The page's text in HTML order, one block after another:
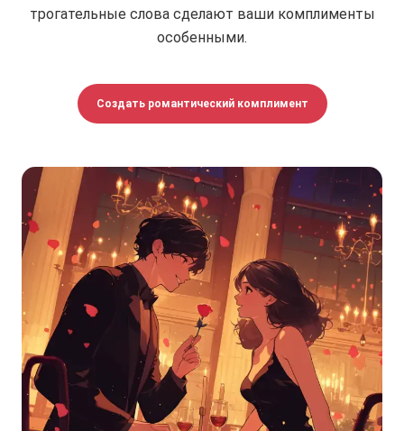
трогательные слова сделают ваши комплименты
особенными.
Создать романтический комплимент